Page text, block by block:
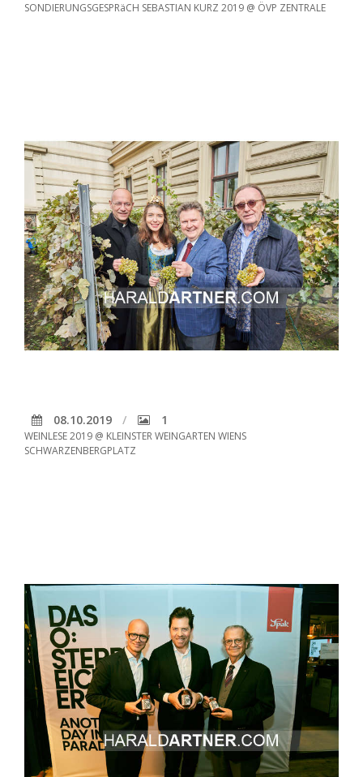
SONDIERUNGSGESPRäCH SEBASTIAN KURZ 2019 @ ÖVP ZENTRALE
08.10.2019 1
WEINLESE 2019 @ KLEINSTER WEINGARTEN WIENS
SCHWARZENBERGPLATZ